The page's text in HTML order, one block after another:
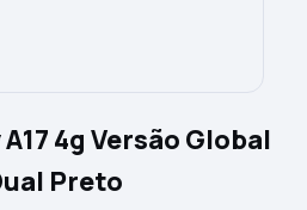
4g Versão Global
Preto